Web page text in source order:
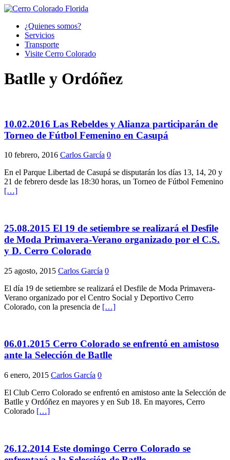
¿Quienes somos?
Servicios
Transporte
Visite Cerro Colorado
Batlle y Ordóñez
10.02.2016 Las Rebeldes y Alianza participarán de
Torneo de Fútbol Femenino en Casupá
10 febrero, 2016 Carlos García 0
En el Parque Libertad de Casupá se disputarán los días 13, 14, 20 y
21 de febrero desde las 18:30 horas, un Torneo de Fútbol Femenino
[…]
25.08.2015 El 19 de setiembre se realizará el Desfile
de Moda Primavera-Verano organizado por el C.S.
y D. Cerro Colorado
25 agosto, 2015 Carlos García 0
El día 19 de setiembre se realizará el Desfile de Moda Primavera-
Verano organizado por el Centro Social y Deportivo Cerro
Colorado, con la presencia de […]
06.01.2015 Cerro Colorado se enfrentó en amistoso
ante la Selección de Batlle
6 enero, 2015 Carlos García 0
El Club Cerro Colorado se enfrentó en amistoso ante la Selección de
Batlle y Ordóñez en mayores y en Sub 18. En mayores, Cerro
Colorado […]
26.12.2014 Este domingo Cerro Colorado se